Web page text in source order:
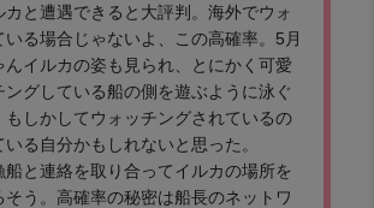
カと遭遇できると大評判。海外でウォ
いる場合じゃないよ、この高確率。5月
んイルカの姿も見られ、とにかく可愛
ングしている船の側を遊ぶように泳ぐ
もしかしてウォッチングされているの
る自分かもしれないと思った。
船と連絡を取り合ってイルカの場所を
そう。高確率の秘密は船長のネットワ